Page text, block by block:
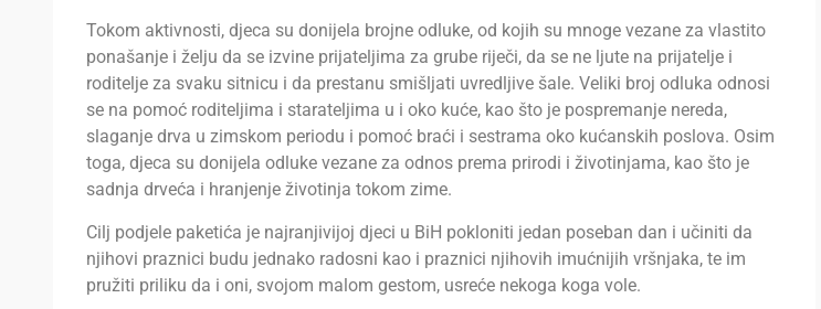
Tokom aktivnosti, djeca su donijela brojne odluke, od kojih su mnoge vezane za vlastito
ponašanje i želju da se izvine prijateljima za grube riječi, da se ne ljute na prijatelje i
roditelje za svaku sitnicu i da prestanu smišljati uvredljive šale. Veliki broj odluka odnosi
se na pomoć roditeljima i starateljima u i oko kuće, kao što je pospremanje nereda,
slaganje drva u zimskom periodu i pomoć braći i sestrama oko kućanskih poslova. Osim
toga, djeca su donijela odluke vezane za odnos prema prirodi i životinjama, kao što je
sadnja drveća i hranjenje životinja tokom zime.
Cilj podjele paketića je najranjivijoj djeci u BiH pokloniti jedan poseban dan i učiniti da
njihovi praznici budu jednako radosni kao i praznici njihovih imućnijih vršnjaka, te im
pružiti priliku da i oni, svojom malom gestom, usreće nekoga koga vole.